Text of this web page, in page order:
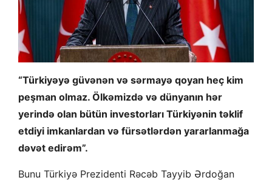
“Türkiyəyə güvənən və sərmayə qoyan heç kim
peşman olmaz. Ölkəmizdə və dünyanın hər
yerində olan bütün investorları Türkiyənin təklif
etdiyi imkanlardan və fürsətlərdən yararlanmağa
dəvət edirəm”.
Bunu Türkiyə Prezidenti Rəcəb Tayyib Ərdoğan